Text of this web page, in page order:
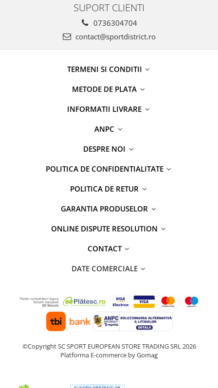
SUPORT CLIENTI
0736304704
contact@sportdistrict.ro
TERMENI SI CONDITII
METODE DE PLATA
INFORMATII LIVRARE
ANPC
DESPRE NOI
POLITICA DE CONFIDENTIALITATE
POLITICA DE RETUR
GARANTIA PRODUSELOR
ONLINE DISPUTE RESOLUTION
CONTACT
DATE COMERCIALE
©Copyright SC SPORT EUROPEAN STORE TRADING SRL 2026
Platforma E-commerce by Gomag